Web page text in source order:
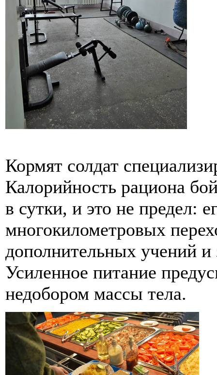
Кормят солдат
Калорийность рациона
в сутки, и это не предел:
многокилометровых
дополнительных учений и
Усиленное питание
недобором массы тела.